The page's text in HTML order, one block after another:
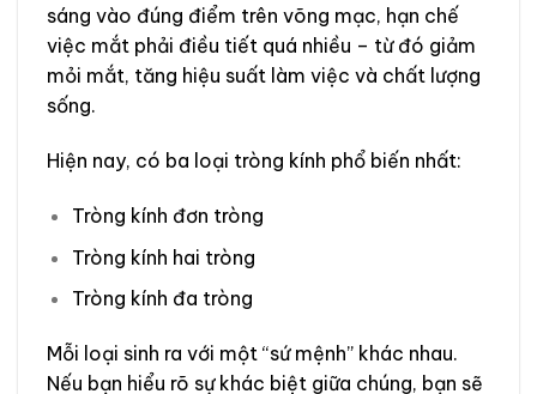
sáng vào đúng điểm trên võng mạc, hạn chế
việc mắt phải điều tiết quá nhiều – từ đó giảm
mỏi mắt, tăng hiệu suất làm việc và chất lượng
sống.
Hiện nay, có ba loại tròng kính phổ biến nhất:
Tròng kính đơn tròng
Tròng kính hai tròng
Tròng kính đa tròng
Mỗi loại sinh ra với một “sứ mệnh” khác nhau.
Nếu bạn hiểu rõ sự khác biệt giữa chúng, bạn sẽ